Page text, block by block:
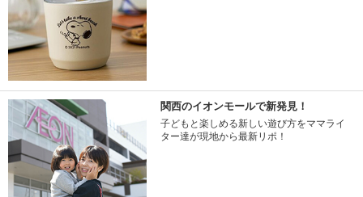
関西のイオンモールで新発見！
子どもと楽しめる新しい遊び方をママライ
ター達が現地から最新リポ！